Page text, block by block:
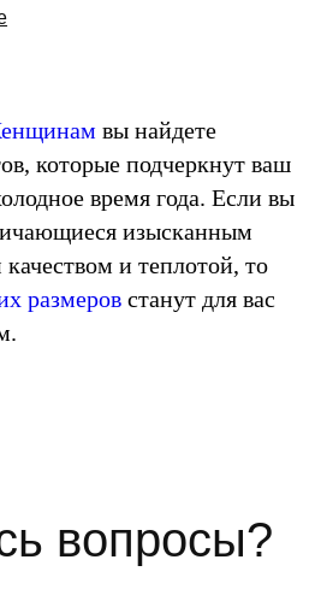
вы найдете
которые подчеркнут ваш
время года. Если вы
изысканным
и теплотой, то
размеров станут для вас
вопросы?